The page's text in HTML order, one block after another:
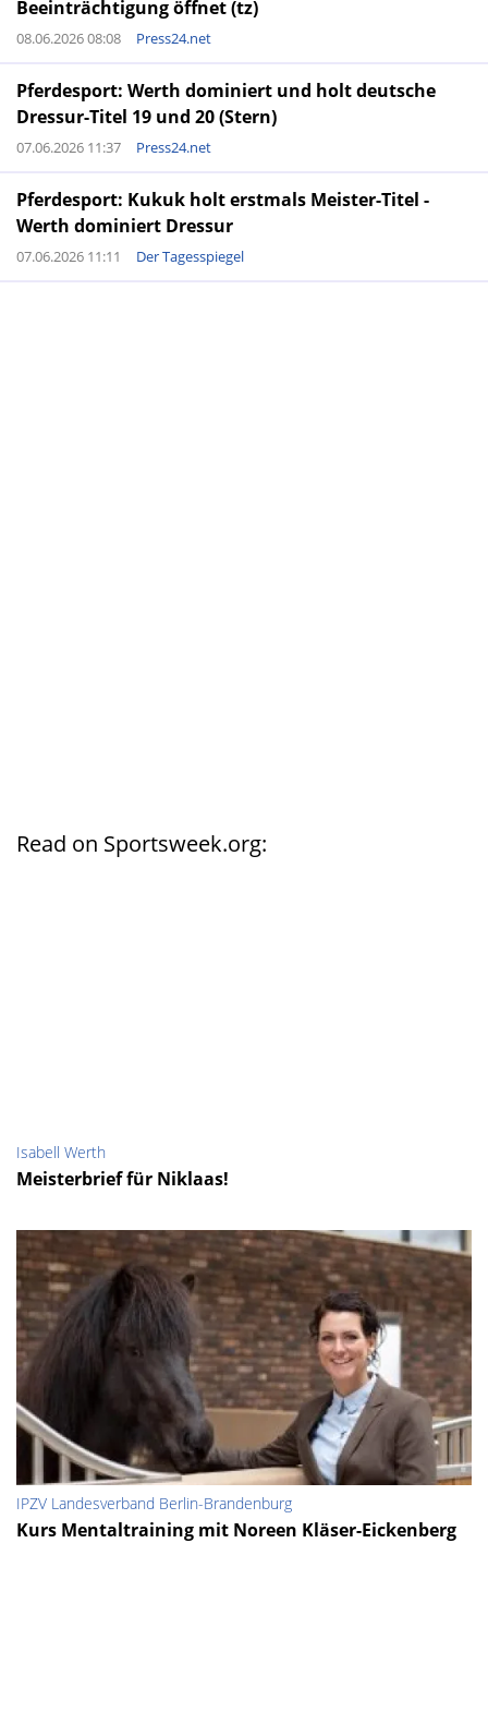
Beeinträchtigung öffnet (tz)
08.06.2026 08:08 Press24.net
Pferdesport: Werth dominiert und holt deutsche
Dressur-Titel 19 und 20 (Stern)
07.06.2026 11:37 Press24.net
Pferdesport: Kukuk holt erstmals Meister-Titel -
Werth dominiert Dressur
07.06.2026 11:11 Der Tagesspiegel
Read on Sportsweek.org:
Isabell Werth
Meisterbrief für Niklaas!
IPZV Landesverband Berlin-Brandenburg
Kurs Mentaltraining mit Noreen Kläser-Eickenberg